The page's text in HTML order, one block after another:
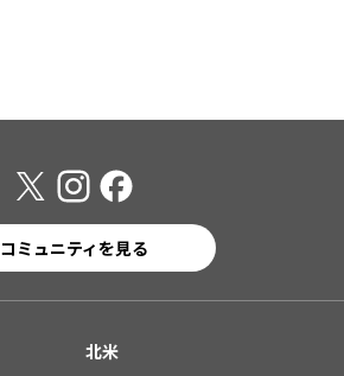
コミュニティを見る
北米